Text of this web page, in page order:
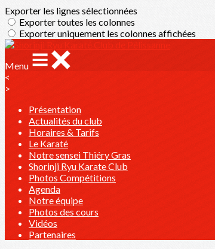
Exporter les lignes sélectionnées
Exporter toutes les colonnes
Exporter uniquement les colonnes affichées
Menu
<
>
Présentation
Actualités du club
Horaires & Tarifs
Le Karaté
Notre sensei Thiéry Gras
Shorinji Ryu Karate Club
Photos Compétitions
Agenda
Notre équipe
Photos des cours
Vidéos
Partenaires